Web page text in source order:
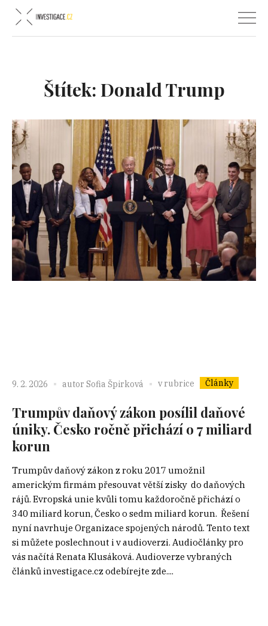
Štítek: Donald Trump
9. 2. 2026 autor Sofia Špirková v rubrice Články
Trumpův daňový zákon posílil daňové
úniky. Česko ročně přichází o 7 miliard
korun
Trumpův daňový zákon z roku 2017 umožnil
americkým firmám přesouvat větší zisky do daňových
rájů. Evropská unie kvůli tomu každoročně přichází o
340 miliard korun, Česko o sedm miliard korun. Řešení
nyní navrhuje Organizace spojených národů. Tento text
si můžete poslechnout i v audioverzi. Audiočlánky pro
vás načítá Renata Klusáková. Audioverze vybraných
článků investigace.cz odebírejte zde....